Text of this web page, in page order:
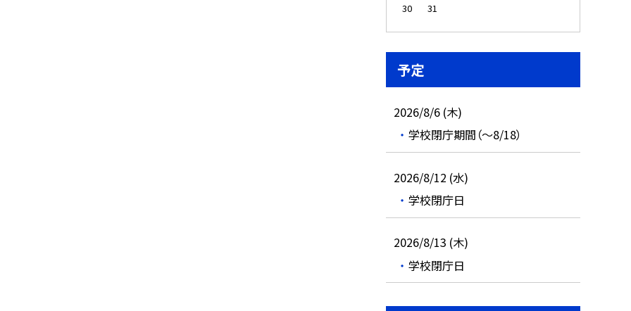
30
31
予定
2026/8/6 (木)
学校閉庁期間（～8/18）
2026/8/12 (水)
学校閉庁日
2026/8/13 (木)
学校閉庁日